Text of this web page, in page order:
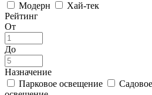
Модерн
Хай-тек
Рейтинг
От
До
Назначение
Парковое освещение